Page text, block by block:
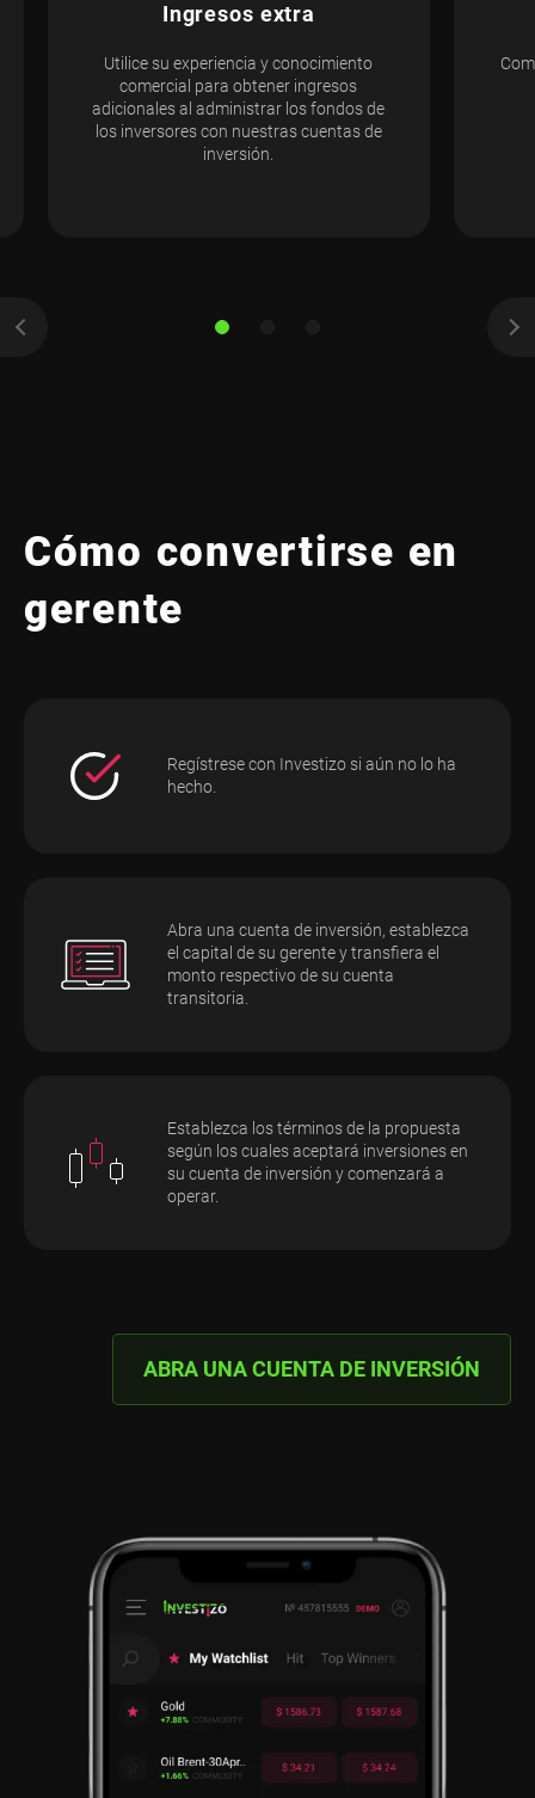
Ingresos extra
Utilice su experiencia y conocimiento
comercial para obtener ingresos
adicionales al administrar los fondos de
los inversores con nuestras cuentas de
inversión.
Cómo convertirse en
gerente
Regístrese con Investizo si aún no lo ha
hecho.
Abra una cuenta de inversión, establezca
el capital de su gerente y transfiera el
monto respectivo de su cuenta
transitoria.
Establezca los términos de la propuesta
según los cuales aceptará inversiones en
su cuenta de inversión y comenzará a
operar.
ABRA UNA CUENTA DE INVERSIÓN